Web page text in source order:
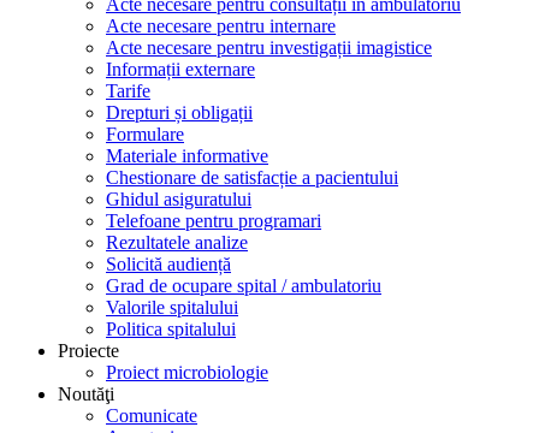
Acte necesare pentru consultații în ambulatoriu
Acte necesare pentru internare
Acte necesare pentru investigații imagistice
Informații externare
Tarife
Drepturi și obligații
Formulare
Materiale informative
Chestionare de satisfacție a pacientului
Ghidul asiguratului
Telefoane pentru programari
Rezultatele analize
Solicită audiență
Grad de ocupare spital / ambulatoriu
Valorile spitalului
Politica spitalului
Proiecte
Proiect microbiologie
Noutăţi
Comunicate